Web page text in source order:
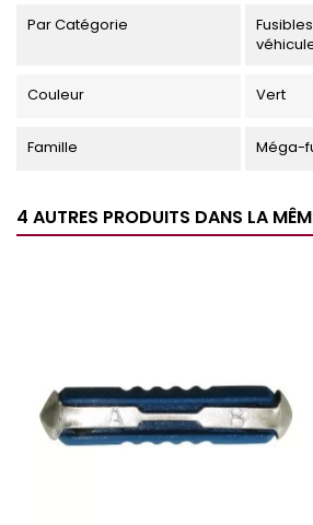
Par Catégorie
Couleur Vert
Famille Méga-
4 AUTRES PRODUITS DANS LA